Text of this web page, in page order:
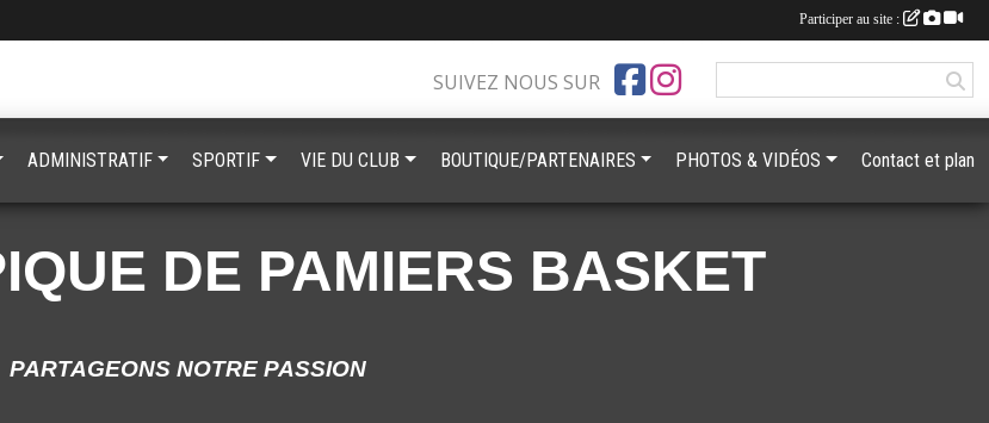
DE PAMIERS BASKET
PARTAGEONS NOTRE PASSION
SUIVEZ NOUS SUR
ADMINISTRATIF SPORTIF VIE DU CLUB BOUTIQUE/PARTENAIRES PHOTOS & VIDÉOS Contact et plan
Participer au site :